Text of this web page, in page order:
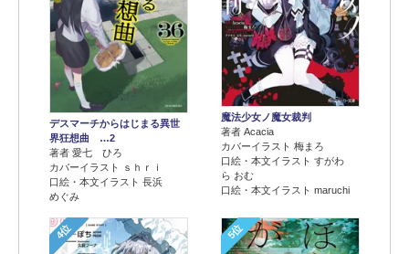
デスマーチからはじまる異世
界狂想曲 …2
著者 愛七 ひろ
カバーイラスト ｓｈｒｉ
口絵・本文イラスト 長浜
めぐみ
魔法少女ノ魔女裁判
著者 Acacia
カバーイラスト 梅まろ
口絵・本文イラスト すがわ
ら おむ
口絵・本文イラスト maruchi
4位 5位